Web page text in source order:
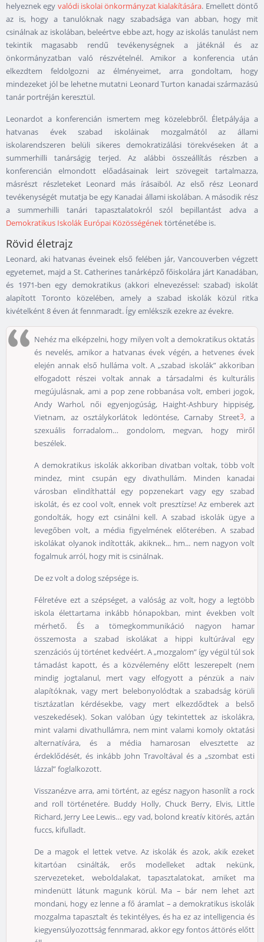
helyeznek egy valódi iskolai önkormányzat kialakítására. Emellett döntő
az is, hogy a tanulóknak nagy szabadsága van abban, hogy mit
csinálnak az iskolában, beleértve ebbe azt, hogy az iskolás tanulást nem
tekintik magasabb rendű tevékenységnek a játéknál és az
önkormányzatban való részvételnél. Amikor a konferencia után
elkezdtem feldolgozni az élményeimet, arra gondoltam, hogy
mindezeket jól be lehetne mutatni Leonard Turton kanadai származású
tanár portréján keresztül.
Leonardot a konferencián ismertem meg közelebbről. Életpályája a
hatvanas évek szabad iskoláinak mozgalmától az állami
iskolarendszeren belüli sikeres demokratizálási törekvéseken át a
summerhilli tanárságig terjed. Az alábbi összeállítás részben a
konferencián elmondott előadásainak leirt szövegeit tartalmazza,
másrészt részleteket Leonard más írásaiból. Az első rész Leonard
tevékenységét mutatja be egy Kanadai állami iskolában. A második rész
a summerhilli tanári tapasztalatokról szól bepillantást adva a
Demokratikus Iskolák Európai Közösségénektörténetébe is.
Rövid életrajz
Leonard, aki hatvanas éveinek első felében jár, Vancouverben végzett
egyetemet, majd a St. Catherines tanárképző főiskolára járt Kanadában,
és 1971-ben egy demokratikus (akkori elnevezéssel: szabad) iskolát
alapított Toronto közelében, amely a szabad iskolák közül ritka
kivételként 8 éven át fennmaradt. Így emlékszik ezekre az évekre.
Nehéz ma elképzelni, hogy milyen volt a demokratikus oktatás
és nevelés, amikor a hatvanas évek végén, a hetvenes évek
elején annak első hulláma volt. A „szabad iskolák” akkoriban
elfogadott részei voltak annak a társadalmi és kulturális
megújulásnak, ami a pop zene robbanása volt, emberi jogok,
Andy Warhol, női egyenjogúság, Haight-Ashbury hippiség,
Vietnam, az osztálykorlátok ledöntése, Carnaby Street3, a
szexuális forradalom… gondolom, megvan, hogy miről
beszélek.
A demokratikus iskolák akkoriban divatban voltak, több volt
mindez, mint csupán egy divathullám. Minden kanadai
városban elindíthattál egy popzenekart vagy egy szabad
iskolát, és ez cool volt, ennek volt presztízse! Az emberek azt
gondolták, hogy ezt csinálni kell. A szabad iskolák ügye a
levegőben volt, a média figyelmének előterében. A szabad
iskolákat olyanok indították, akiknek... hm... nem nagyon volt
fogalmuk arról, hogy mit is csinálnak.
De ez volt a dolog szépsége is.
Félretéve ezt a szépséget, a valóság az volt, hogy a legtöbb
iskola élettartama inkább hónapokban, mint években volt
mérhető. És a tömegkommunikáció nagyon hamar
összemosta a szabad iskolákat a hippi kultúrával egy
szenzációs új történet kedvéért. A „mozgalom” így végül túl sok
támadást kapott, és a közvélemény előtt leszerepelt (nem
mindig jogtalanul, mert vagy elfogyott a pénzük a naiv
alapítóknak, vagy mert belebonyolódtak a szabadság körüli
tisztázatlan kérdésekbe, vagy mert elkezdődtek a belső
veszekedések). Sokan valóban úgy tekintettek az iskolákra,
mint valami divathullámra, nem mint valami komoly oktatási
alternatívára, és a média hamarosan elvesztette az
érdeklődését, és inkább John Travoltával és a „szombat esti
lázzal” foglalkozott.
Visszanézve arra, ami történt, az egész nagyon hasonlít a rock
and roll történetére. Buddy Holly, Chuck Berry, Elvis, Little
Richard, Jerry Lee Lewis… egy vad, bolond kreatív kitörés, aztán
fuccs, kifulladt.
De a magok el lettek vetve. Az iskolák és azok, akik ezeket
kitartóan csinálták, erős modelleket adtak nekünk,
szervezeteket, weboldalakat, tapasztalatokat, amiket ma
mindenütt látunk magunk körül. Ma – bár nem lehet azt
mondani, hogy ez lenne a fő áramlat – a demokratikus iskolák
mozgalma tapasztalt és tekintélyes, és ha ez az intelligencia és
kiegyensúlyozottság fennmarad, akkor egy fontos áttörés előtt